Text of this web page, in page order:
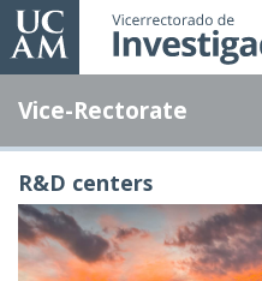
Skip
to
content
Vice-Rectorate
R&D centers